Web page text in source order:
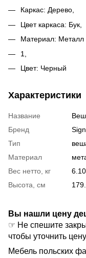
Каркас: Дерево,
Цвет каркаса: Бук,
Материал: Металл
1,
Цвет: Черный
Характеристики
Название
Бренд
Тип
Материал
Вес нетто, кг
6.10
Высота, см
Вы нашли цену
☞ Не спешите
чтобы уточнить
Мебель польских